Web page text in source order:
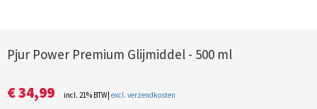
Pjur Power Premium Glijmiddel - 500 ml
€ 34,99 incl. 21% BTW| excl. verzendkosten